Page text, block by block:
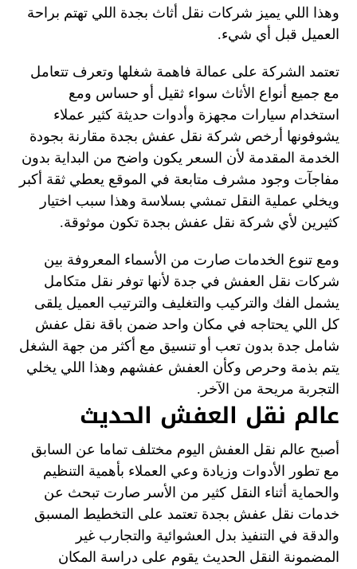
وهذا اللي يميز شركات نقل أثاث بجدة اللي تهتم براحة
العميل قبل أي شيء.
تعتمد الشركة على عمالة فاهمة شغلها وتعرف تتعامل
مع جميع أنواع الأثاث سواء ثقيل أو حساس ومع
استخدام سيارات مجهزة وأدوات حديثة كثير عملاء
يشوفونها أرخص شركة نقل عفش بجدة مقارنة بجودة
الخدمة المقدمة لأن السعر يكون واضح من البداية بدون
مفاجآت وجود مشرف متابعة في الموقع يعطي ثقة أكبر
ويخلي عملية النقل تمشي بسلاسة وهذا سبب اختيار
كثيرين لأي شركة نقل عفش بجدة تكون موثوقة.
ومع تنوع الخدمات صارت من الأسماء المعروفة بين
شركات نقل العفش في جدة لأنها توفر نقل متكامل
يشمل الفك والتركيب والتغليف والترتيب العميل يلقى
كل اللي يحتاجه في مكان واحد ضمن باقة نقل عفش
شامل جدة بدون تعب أو تنسيق مع أكثر من جهة الشغل
يتم بذمة وحرص وكأن العفش عفشهم وهذا اللي يخلي
التجربة مريحة من الآخر.
عالم نقل العفش الحديث
أصبح عالم نقل العفش اليوم مختلف تماما عن السابق
مع تطور الأدوات وزيادة وعي العملاء بأهمية التنظيم
والحماية أثناء النقل كثير من الأسر صارت تبحث عن
خدمات نقل عفش بجدة تعتمد على التخطيط المسبق
والدقة في التنفيذ بدل العشوائية والتجارب غير
المضمونة النقل الحديث يقوم على دراسة المكان